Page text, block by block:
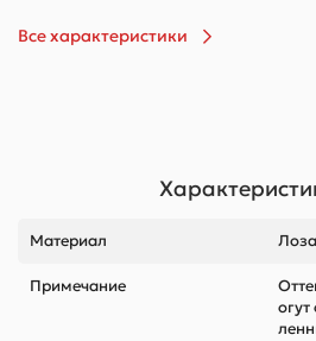
Все характеристики
Материал Лоза
Примечание
огут